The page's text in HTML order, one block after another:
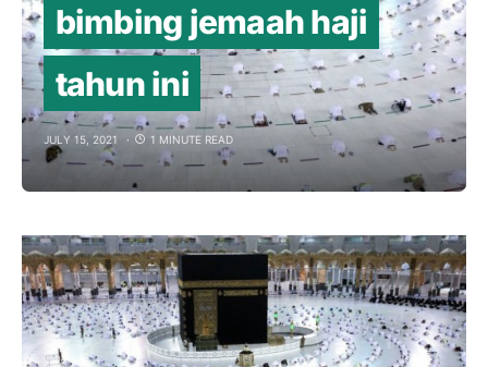
bimbing jemaah haji
tahun ini
JULY 15, 2021 1 MINUTE READ